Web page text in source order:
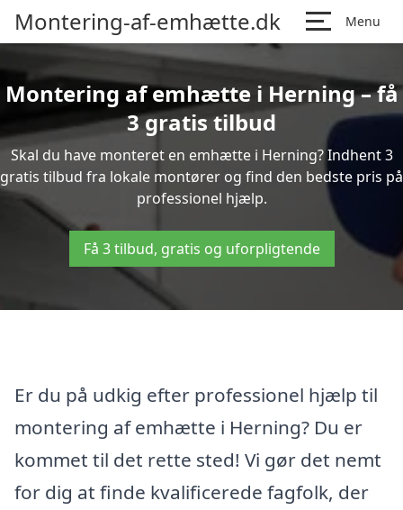
Montering-af-emhætte.dk Menu
Montering af emhætte i Herning – få
3 gratis tilbud
Skal du have monteret en emhætte i Herning? Indhent 3
gratis tilbud fra lokale montører og find den bedste pris på
professionel hjælp.
Få 3 tilbud, gratis og uforpligtende
Er du på udkig efter professionel hjælp til
montering af emhætte i Herning? Du er
kommet til det rette sted! Vi gør det nemt
for dig at finde kvalificerede fagfolk, der